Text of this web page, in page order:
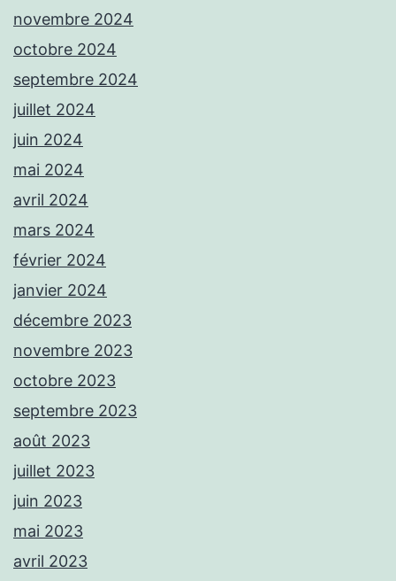
novembre 2024
octobre 2024
septembre 2024
juillet 2024
juin 2024
mai 2024
avril 2024
mars 2024
février 2024
janvier 2024
décembre 2023
novembre 2023
octobre 2023
septembre 2023
août 2023
juillet 2023
juin 2023
mai 2023
avril 2023